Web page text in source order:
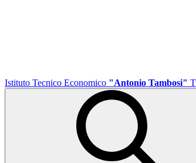
Istituto Tecnico Economico "Antonio Tambosi"